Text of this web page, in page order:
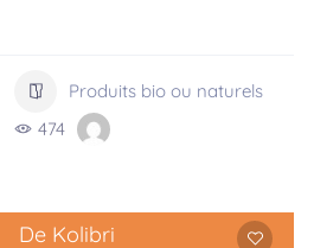
Produits bio ou naturels
474
De Kolibri